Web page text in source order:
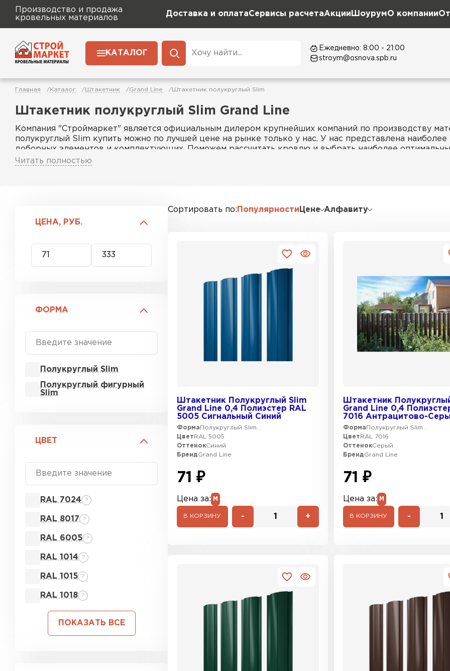
Производство и продажа
кровельных материалов
Доставка и оплатаСервисы расчетаАкции ШоурумО компании
КАТАЛОГ
Ежедневно: 8:00 - 21:00
stroym@osnova.spb.ru
Главная Каталог Штакетник Grand Line Штакетник полукруглый Slim
Штакетник полукруглый Slim Grand Line
Компания "Строймаркет" является официальным дилером крупнейших компаний по производству
полукруглый Slim купить можно по лучшей цене на рынке только у нас. У нас представлена
доборных элементов и комплектующих. Поможем рассчитать кровлю и выбрать наиболее
крупными застройщиками, а также с частными лицами.
Читать полностью
ЦЕНА, РУБ.
ФОРМА
Полукруглый Slim
Полукруглый фигурный
Slim
ЦВЕТ
RAL 7024 ?
RAL 8017 ?
RAL 6005 ?
RAL 1014 ?
RAL 1015 ?
RAL 1018 ?
ПОКАЗАТЬ ВСЕ
Сортировать по Популярности Цене Алфавиту
Штакетник Полукруглый Slim
Grand Line 0,4 Полиэстер RAL
5005 Сигнальный Синий
Форма Полукруглый Slim...
Цвет RAL 5005
ОттенокСиний
БрендGrand Line
71 ₽
Цена за: М
В КОРЗИНУ - +
Штакетник
Grand Line 0,4
7016 Антрацитово-
Форма Полукруглый Slim...
Цвет RAL 7016
ОттенокСерый
БрендGrand Line
71 ₽
Цена за: М
В КОРЗИНУ -